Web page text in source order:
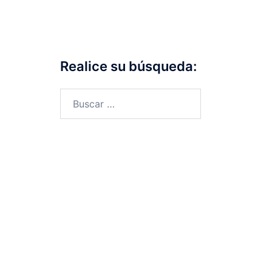
Realice su búsqueda: